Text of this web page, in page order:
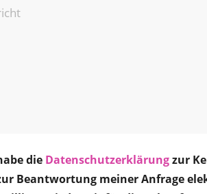
die Datenschutzerklärungzur
Beantwortung meiner Anfrage